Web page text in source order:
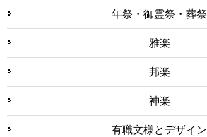
年祭・御霊祭・葬祭
雅楽
邦楽
神楽
有職文様とデザイン